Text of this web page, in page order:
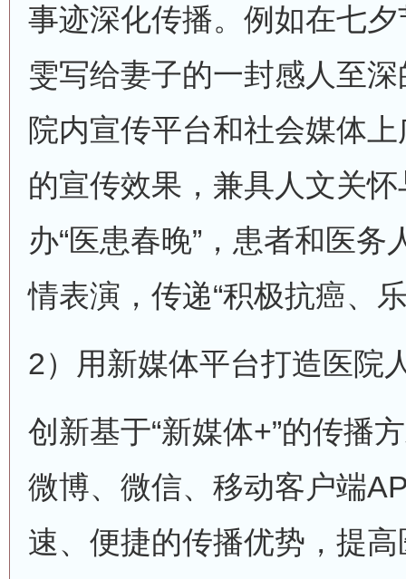
事迹深化传播。例如在七
雯写给妻子的一封感人至
院内宣传平台和社会媒体
的宣传效果，兼具人文关
办“医患春晚”，患者和医
情表演，传递“积极抗癌、
2）用新媒体平台打造医院
创新基于“新媒体+”的传播
微博、微信、移动客户端
速、便捷的传播优势，提